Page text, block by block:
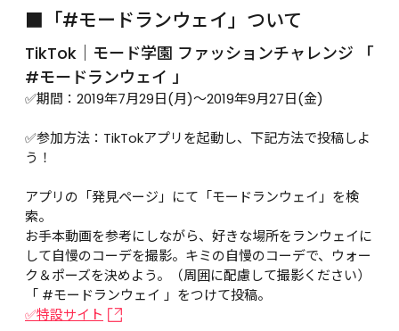
■「#モードランウェイ」ついて
TikTok｜モード学園 ファッションチャレンジ 「
#モードランウェイ 」
✅期間：2019年7月29日(月)～2019年9月27日(金)
✅参加方法：TikTokアプリを起動し、下記方法で投稿しよ
う！
アプリの「発見ページ」にて「モードランウェイ」を検
索。
お手本動画を参考にしながら、好きな場所をランウェイに
して自慢のコーデを撮影。キミの自慢のコーデで、ウォー
ク＆ポーズを決めよう。（周囲に配慮して撮影ください）
「 #モードランウェイ 」をつけて投稿。
✅特設サイト